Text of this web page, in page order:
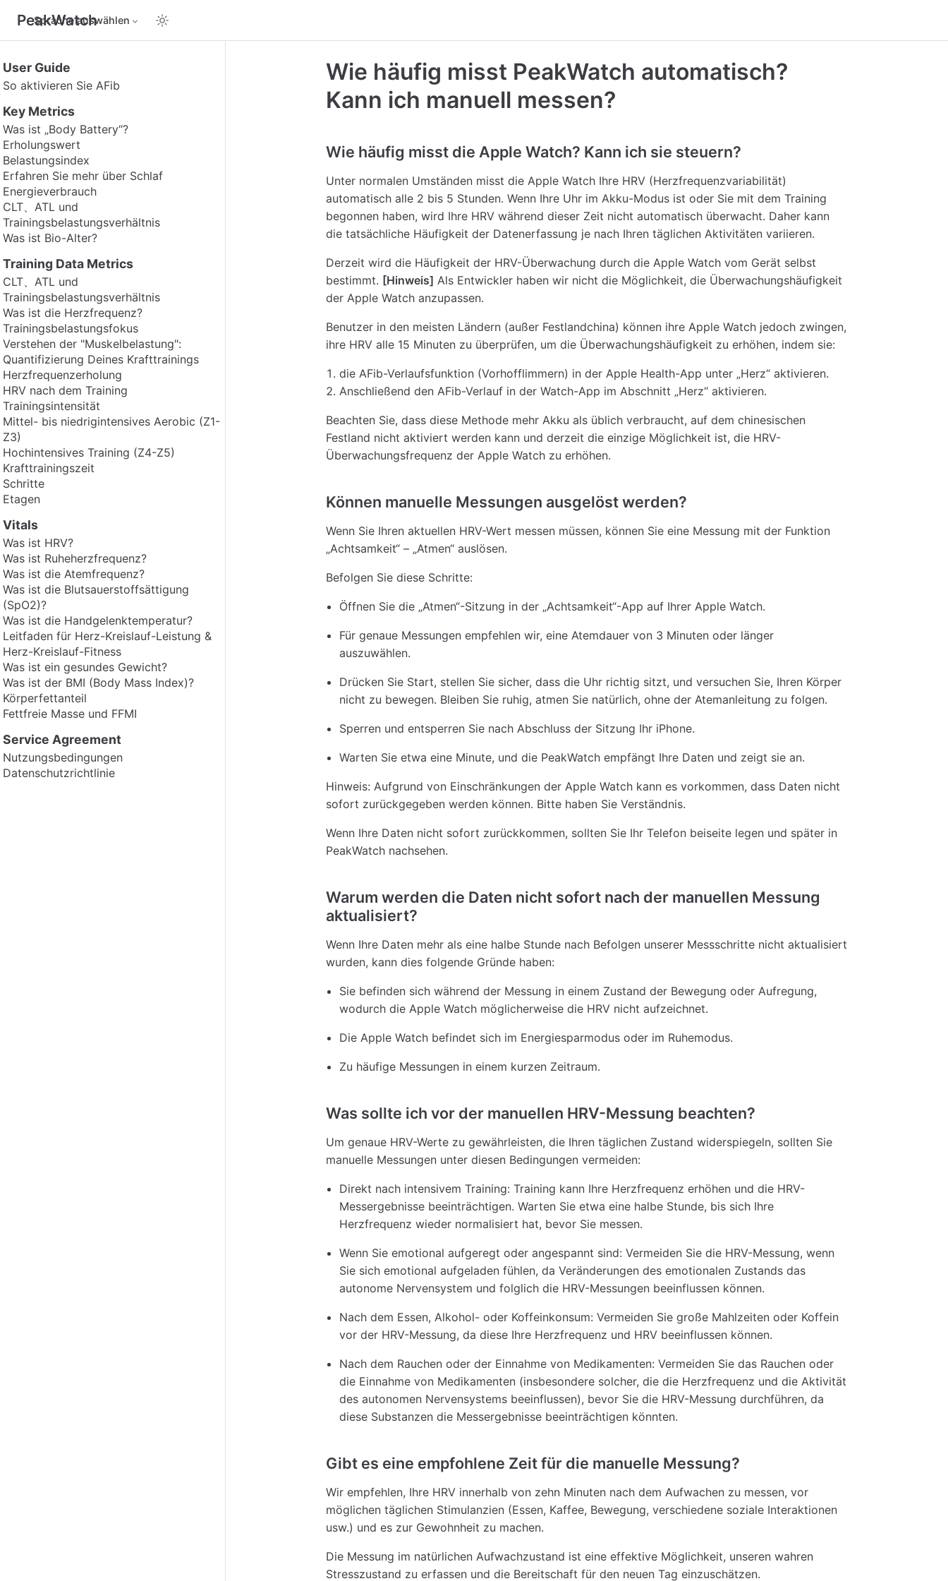
PeakWatch
Sprache auswählen
User Guide
So aktivieren Sie AFib
Key Metrics
Was ist „Body Battery“?
Erholungswert
Belastungsindex
Erfahren Sie mehr über Schlaf
Energieverbrauch
CLT、ATL und
Trainingsbelastungsverhältnis
Was ist Bio-Alter?
Training Data Metrics
CLT、ATL und
Trainingsbelastungsverhältnis
Was ist die Herzfrequenz?
Trainingsbelastungsfokus
Verstehen der "Muskelbelastung":
Quantifizierung Deines Krafttrainings
Herzfrequenzerholung
HRV nach dem Training
Trainingsintensität
Mittel- bis niedrigintensives Aerobic (Z1-
Z3)
Hochintensives Training (Z4-Z5)
Krafttrainingszeit
Schritte
Etagen
Vitals
Was ist HRV?
Was ist Ruheherzfrequenz?
Was ist die Atemfrequenz?
Was ist die Blutsauerstoffsättigung
(SpO2)?
Was ist die Handgelenktemperatur?
Leitfaden für Herz-Kreislauf-Leistung &
Herz-Kreislauf-Fitness
Was ist ein gesundes Gewicht?
Was ist der BMI (Body Mass Index)?
Körperfettanteil
Fettfreie Masse und FFMI
Service Agreement
Nutzungsbedingungen
Datenschutzrichtlinie
Wie häufig misst PeakWatch automatisch?
Kann ich manuell messen?
Wie häufig misst die Apple Watch? Kann ich sie steuern?
Unter normalen Umständen misst die Apple Watch Ihre HRV (Herzfrequenzvariabilität)
automatisch alle 2 bis 5 Stunden. Wenn Ihre Uhr im Akku-Modus ist oder Sie mit dem Training
begonnen haben, wird Ihre HRV während dieser Zeit nicht automatisch überwacht. Daher kann
die tatsächliche Häufigkeit der Datenerfassung je nach Ihren täglichen Aktivitäten variieren.
Derzeit wird die Häufigkeit der HRV-Überwachung durch die Apple Watch vom Gerät selbst
bestimmt. [Hinweis] Als Entwickler haben wir nicht die Möglichkeit, die Überwachungshäufigkeit
der Apple Watch anzupassen.
Benutzer in den meisten Ländern (außer Festlandchina) können ihre Apple Watch jedoch zwingen,
ihre HRV alle 15 Minuten zu überprüfen, um die Überwachungshäufigkeit zu erhöhen, indem sie:
die AFib-Verlaufsfunktion (Vorhofflimmern) in der Apple Health-App unter „Herz“ aktivieren.
Anschließend den AFib-Verlauf in der Watch-App im Abschnitt „Herz“ aktivieren.
Beachten Sie, dass diese Methode mehr Akku als üblich verbraucht, auf dem chinesischen
Festland nicht aktiviert werden kann und derzeit die einzige Möglichkeit ist, die HRV-
Überwachungsfrequenz der Apple Watch zu erhöhen.
Können manuelle Messungen ausgelöst werden?
Wenn Sie Ihren aktuellen HRV-Wert messen müssen, können Sie eine Messung mit der Funktion
„Achtsamkeit“ – „Atmen“ auslösen.
Befolgen Sie diese Schritte:
Öffnen Sie die „Atmen“-Sitzung in der „Achtsamkeit“-App auf Ihrer Apple Watch.
Für genaue Messungen empfehlen wir, eine Atemdauer von 3 Minuten oder länger
auszuwählen.
Drücken Sie Start, stellen Sie sicher, dass die Uhr richtig sitzt, und versuchen Sie, Ihren Körper
nicht zu bewegen. Bleiben Sie ruhig, atmen Sie natürlich, ohne der Atemanleitung zu folgen.
Sperren und entsperren Sie nach Abschluss der Sitzung Ihr iPhone.
Warten Sie etwa eine Minute, und die PeakWatch empfängt Ihre Daten und zeigt sie an.
Hinweis: Aufgrund von Einschränkungen der Apple Watch kann es vorkommen, dass Daten nicht
sofort zurückgegeben werden können. Bitte haben Sie Verständnis.
Wenn Ihre Daten nicht sofort zurückkommen, sollten Sie Ihr Telefon beiseite legen und später in
PeakWatch nachsehen.
Warum werden die Daten nicht sofort nach der manuellen Messung
aktualisiert?
Wenn Ihre Daten mehr als eine halbe Stunde nach Befolgen unserer Messschritte nicht aktualisiert
wurden, kann dies folgende Gründe haben:
Sie befinden sich während der Messung in einem Zustand der Bewegung oder Aufregung,
wodurch die Apple Watch möglicherweise die HRV nicht aufzeichnet.
Die Apple Watch befindet sich im Energiesparmodus oder im Ruhemodus.
Zu häufige Messungen in einem kurzen Zeitraum.
Was sollte ich vor der manuellen HRV-Messung beachten?
Um genaue HRV-Werte zu gewährleisten, die Ihren täglichen Zustand widerspiegeln, sollten Sie
manuelle Messungen unter diesen Bedingungen vermeiden:
Direkt nach intensivem Training: Training kann Ihre Herzfrequenz erhöhen und die HRV-
Messergebnisse beeinträchtigen. Warten Sie etwa eine halbe Stunde, bis sich Ihre
Herzfrequenz wieder normalisiert hat, bevor Sie messen.
Wenn Sie emotional aufgeregt oder angespannt sind: Vermeiden Sie die HRV-Messung, wenn
Sie sich emotional aufgeladen fühlen, da Veränderungen des emotionalen Zustands das
autonome Nervensystem und folglich die HRV-Messungen beeinflussen können.
Nach dem Essen, Alkohol- oder Koffeinkonsum: Vermeiden Sie große Mahlzeiten oder Koffein
vor der HRV-Messung, da diese Ihre Herzfrequenz und HRV beeinflussen können.
Nach dem Rauchen oder der Einnahme von Medikamenten: Vermeiden Sie das Rauchen oder
die Einnahme von Medikamenten (insbesondere solcher, die die Herzfrequenz und die Aktivität
des autonomen Nervensystems beeinflussen), bevor Sie die HRV-Messung durchführen, da
diese Substanzen die Messergebnisse beeinträchtigen könnten.
Gibt es eine empfohlene Zeit für die manuelle Messung?
Wir empfehlen, Ihre HRV innerhalb von zehn Minuten nach dem Aufwachen zu messen, vor
möglichen täglichen Stimulanzien (Essen, Kaffee, Bewegung, verschiedene soziale Interaktionen
usw.) und es zur Gewohnheit zu machen.
Die Messung im natürlichen Aufwachzustand ist eine effektive Möglichkeit, unseren wahren
Stresszustand zu erfassen und die Bereitschaft für den neuen Tag einzuschätzen.